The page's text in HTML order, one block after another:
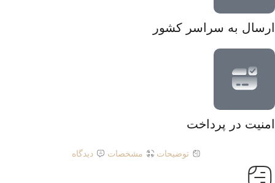
ارسال به سراسر کشور
امنیت در پرداخت
توضیحات مشخصات دیدگاه